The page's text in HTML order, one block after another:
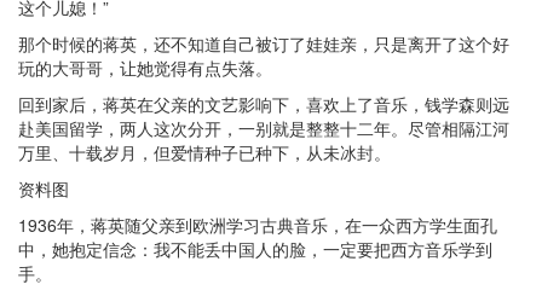
这个儿媳！”
那个时候的蒋英，还不知道自己被订了娃娃亲，只是离开了这个好
玩的大哥哥，让她觉得有点失落。
回到家后，蒋英在父亲的文艺影响下，喜欢上了音乐，钱学森则远
赴美国留学，两人这次分开，一别就是整整十二年。尽管相隔江河
万里、十载岁月，但爱情种子已种下，从未冰封。
资料图
1936年，蒋英随父亲到欧洲学习古典音乐，在一众西方学生面孔
中，她抱定信念：我不能丢中国人的脸，一定要把西方音乐学到
手。